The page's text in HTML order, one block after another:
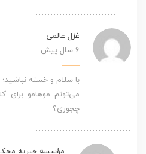
غزل عالمی
6 سال پیش
با سلام و خسته نباشید؛
می‌تونم موهامو
چجوری؟
مؤسسه خیریه